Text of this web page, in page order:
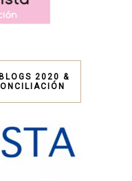
2020 &